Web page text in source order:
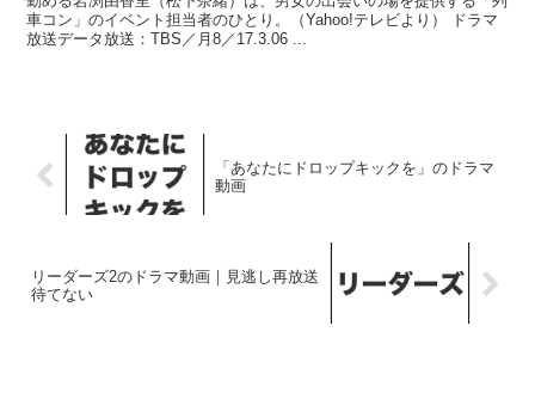
車コン」のイベント担当者のひとり。（Yahoo!テレビより） ドラマ
放送データ放送：TBS／月8／17.3.06 ...
「あなたにドロップキックを」のドラマ
動画
リーダーズ2のドラマ動画｜見逃し再放送
待てない